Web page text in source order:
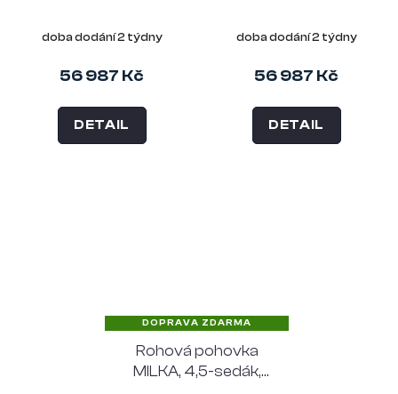
pravý roh
doba dodání 2 týdny
56 987 Kč
DETAIL
levý roh
doba dodání 2 týdny
56 987 Kč
DETAIL
DOPRAVA ZDARMA
Rohová pohovka
MILKA, 4,5-sedák,